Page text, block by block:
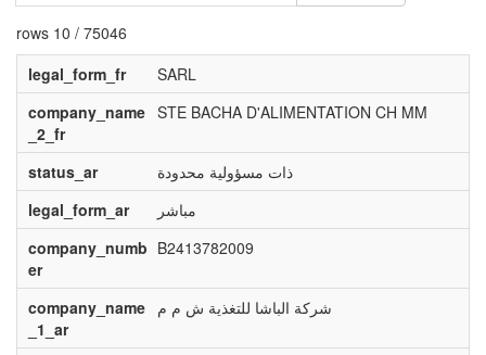
rows 10 / 75046
legal_form_fr
SARL
company_name
_2_fr
STE BACHA D'ALIMENTATION CH MM
status_ar
ذات مسؤولية محدودة
legal_form_ar
مباشر
company_numb
er
B2413782009
company_name
_1_ar
شركة الباشا للتغذية ش م م